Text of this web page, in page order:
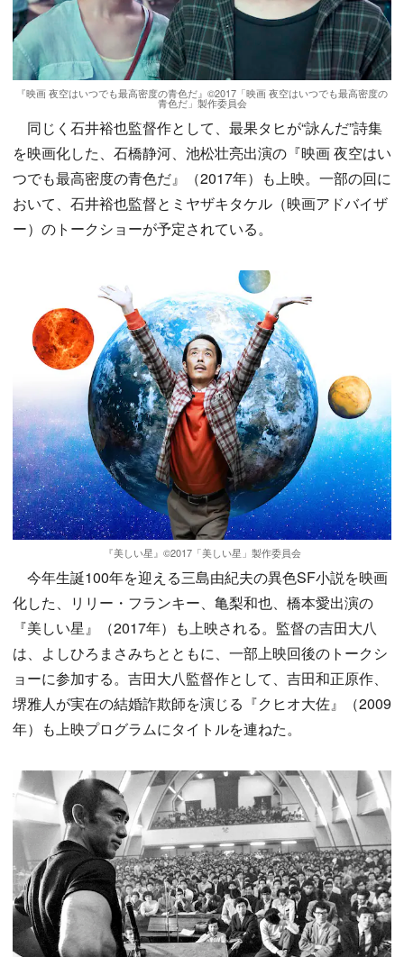
『映画 夜空はいつでも最高密度の青色だ』©2017「映画 夜空はいつでも最高密度の
青色だ」製作委員会
同じく石井裕也監督作として、最果タヒが“詠んだ”詩集
を映画化した、石橋静河、池松壮亮出演の『映画 夜空はい
つでも最高密度の青色だ』（2017年）も上映。一部の回に
おいて、石井裕也監督とミヤザキタケル（映画アドバイザ
ー）のトークショーが予定されている。
『美しい星』©2017「美しい星」製作委員会
今年生誕100年を迎える三島由紀夫の異色SF小説を映画
化した、リリー・フランキー、亀梨和也、橋本愛出演の
『美しい星』（2017年）も上映される。監督の吉田大八
は、よしひろまさみちとともに、一部上映回後のトークシ
ョーに参加する。吉田大八監督作として、吉田和正原作、
堺雅人が実在の結婚詐欺師を演じる『クヒオ大佐』（2009
年）も上映プログラムにタイトルを連ねた。